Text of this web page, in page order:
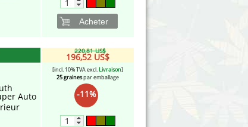
Acheter
Auto
220,81 US$
196,52 US$
[incl. 10% TVA excl. Livraison]
25 grainespar emballage
-11%